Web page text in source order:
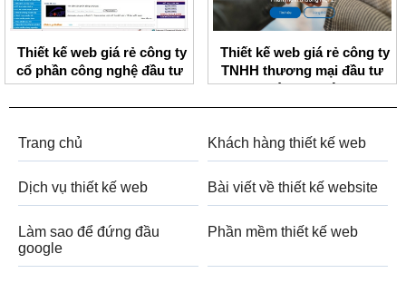
Thiết kế web giá rẻ công ty
cổ phần công nghệ đầu tư
BMV
Thiết kế web giá rẻ công ty
TNHH thương mại đầu tư
ngôi sao Việt
Trang chủ Khách hàng thiết kế web
Dịch vụ thiết kế web Bài viết về thiết kế website
Làm sao để đứng đầu
google
Phần mềm thiết kế web